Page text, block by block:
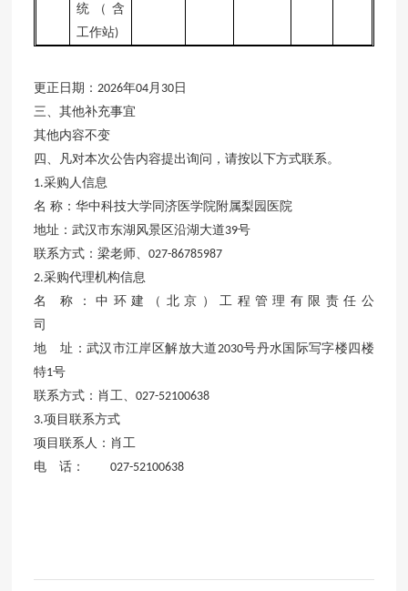
统（含
工作站)
更正日期：2026年04月 30 日
三、其他补充事宜
其他内容不变
四、凡对本次公告内容提出询问，请按以下方式联系。
1.采购人信息
名 称：华中科技大学同济医学院附属梨园医院
地址：武汉市东湖风景区沿湖大道39号
联系方式：梁老师、027-86785987
2.采购代理机构信息
名
称：中环建（北京）工程管理有限责任公
司
地 址：武汉市江岸区解放大道2030号丹水国际写字楼四楼
特1号
联系方式：肖工、027-52100638
3.项目联系方式
项目联系人：肖工
电 话：027-52100638